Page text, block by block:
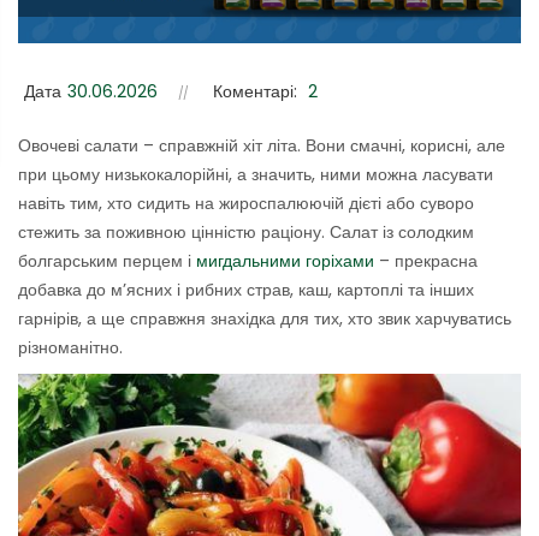
Дата 30.06.2026 Коментарі: 2
Овочеві салати – справжній хіт літа. Вони смачні, корисні, але
при цьому низькокалорійні, а значить, ними можна ласувати
навіть тим, хто сидить на жироспалюючій дієті або суворо
стежить за поживною цінністю раціону. Салат із солодким
болгарським перцем і мигдальними горіхами – прекрасна
добавка до м’ясних і рибних страв, каш, картоплі та інших
гарнірів, а ще справжня знахідка для тих, хто звик харчуватись
різноманітно.